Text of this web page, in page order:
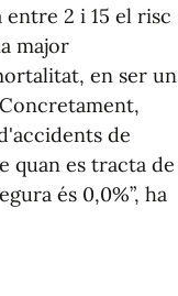
2 i 15 el risc
major
en ser un
de
quan es tracta de
és 0,0%”, ha